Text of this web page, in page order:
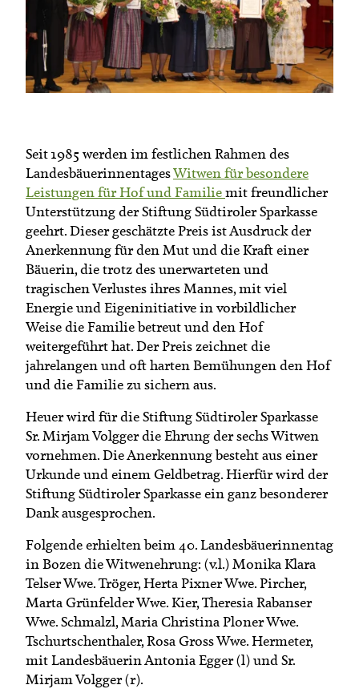
Mitgliedschaft
Landessekretariat
Bäuerliche Buffets
Hofgeschichten
Seit 1985 werden im festlichen Rahmen des
LandesbäuerinnentagesWitwen für besondere
Leistungen für Hof und Familiemit freundlicher
Unterstützung der Stiftung Südtiroler Sparkasse
geehrt. Dieser geschätzte Preis ist Ausdruck der
Anerkennung für den Mut und die Kraft einer
Bäuerin, die trotz des unerwarteten und
tragischen Verlustes ihres Mannes, mit viel
Energie und Eigeninitiative in vorbildlicher
Weise die Familie betreut und den Hof
weitergeführt hat. Der Preis zeichnet die
jahrelangen und oft harten Bemühungen den Hof
und die Familie zu sichern aus.
Heuer wird für die Stiftung Südtiroler Sparkasse
Sr. Mirjam Volgger die Ehrung der sechs Witwen
vornehmen. Die Anerkennung besteht aus einer
Urkunde und einem Geldbetrag. Hierfür wird der
Stiftung Südtiroler Sparkasse ein ganz besonderer
Dank ausgesprochen.
Folgende erhielten beim 40. Landesbäuerinnentag
in Bozen die Witwenehrung: (v.l.) Monika Klara
Telser Wwe. Tröger, Herta Pixner Wwe. Pircher,
Marta Grünfelder Wwe. Kier, Theresia Rabanser
Wwe. Schmalzl, Maria Christina Ploner Wwe.
Tschurtschenthaler, Rosa Gross Wwe. Hermeter,
mit Landesbäuerin Antonia Egger (l) und Sr.
Mirjam Volgger (r).